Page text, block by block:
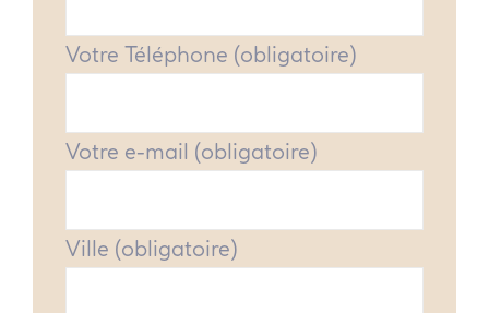
Votre Téléphone (obligatoire)
Votre e-mail (obligatoire)
Ville (obligatoire)